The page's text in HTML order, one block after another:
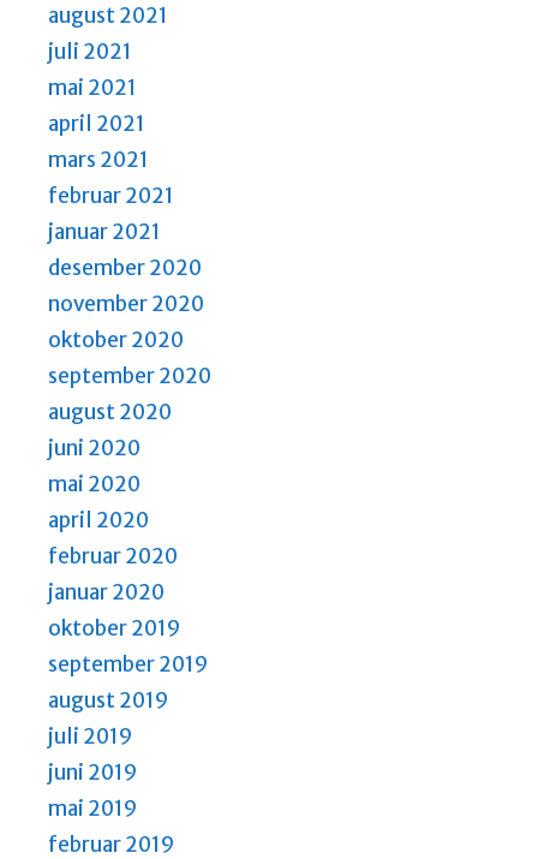
august 2021
juli 2021
mai 2021
april 2021
mars 2021
februar 2021
januar 2021
desember 2020
november 2020
oktober 2020
september 2020
august 2020
juni 2020
mai 2020
april 2020
februar 2020
januar 2020
oktober 2019
september 2019
august 2019
juli 2019
juni 2019
mai 2019
februar 2019